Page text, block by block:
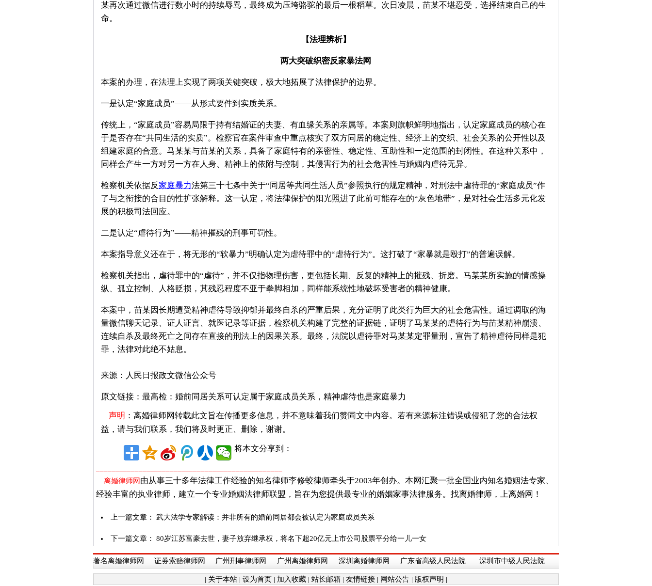
某再次通过微信进行数小时的持续辱骂，最终成为压垮骆驼的最后一根稻草。次日凌晨，苗某不堪忍受，选择结束自己的生
命。
【法理辨析】
两大突破织密反家暴法网
本案的办理，在法理上实现了两项关键突破，极大地拓展了法律保护的边界。
一是认定“家庭成员”——从形式要件到实质关系。
传统上，“家庭成员”容易局限于持有结婚证的夫妻、有血缘关系的亲属等。本案则旗帜鲜明地指出，认定家庭成员的核心在
于是否存在“共同生活的实质”。检察官在案件审查中重点核实了双方同居的稳定性、经济上的交织、社会关系的公开性以及
组建家庭的合意。马某某与苗某的关系，具备了家庭特有的亲密性、稳定性、互助性和一定范围的封闭性。在这种关系中，
同样会产生一方对另一方在人身、精神上的依附与控制，其侵害行为的社会危害性与婚姻内虐待无异。
检察机关依据反家庭暴力法第三十七条中关于“同居等共同生活人员”参照执行的规定精神，对刑法中虐待罪的“家庭成员”作
了与之衔接的合目的性扩张解释。这一认定，将法律保护的阳光照进了此前可能存在的“灰色地带”，是对社会生活多元化发
展的积极司法回应。
二是认定“虐待行为”——精神摧残的刑事可罚性。
本案指导意义还在于，将无形的“软暴力”明确认定为虐待罪中的“虐待行为”。这打破了“家暴就是殴打”的普遍误解。
检察机关指出，虐待罪中的“虐待”，并不仅指物理伤害，更包括长期、反复的精神上的摧残、折磨。马某某所实施的情感操
纵、孤立控制、人格贬损，其残忍程度不亚于拳脚相加，同样能系统性地破坏受害者的精神健康。
本案中，苗某因长期遭受精神虐待导致抑郁并最终自杀的严重后果，充分证明了此类行为巨大的社会危害性。通过调取的海
量微信聊天记录、证人证言、就医记录等证据，检察机关构建了完整的证据链，证明了马某某的虐待行为与苗某精神崩溃、
连续自杀及最终死亡之间存在直接的刑法上的因果关系。最终，法院以虐待罪对马某某定罪量刑，宣告了精神虐待同样是犯
罪，法律对此绝不姑息。
来源：人民日报政文微信公众号
原文链接： 最高检：婚前同居关系可认定属于家庭成员关系，精神虐待也是家庭暴力
声明 ：离婚律师网转载此文旨在传播更多信息，并不意味着我们赞同文中内容。若有来源标注错误或侵犯了您的合法权
益，请与我们联系，我们将及时更正、删除，谢谢。
将本文分享到：
离婚律师网 由从事三十多年法律工作经验的知名律师李修蛟律师牵头于2003年创办。本网汇聚一批全国业内知名婚姻法专家、
经验丰富的执业律师，建立一个专业婚姻法律师联盟，旨在为您提供最专业的婚姻家事法律服务。找离婚律师，上离婚网！
上一篇文章： 武大法学专家解读：并非所有的婚前同居都会被认定为家庭成员关系
下一篇文章： 80岁江苏富豪去世，妻子放弃继承权，将名下超20亿元上市公司股票平分给一儿一女
著名离婚律师网 证券索赔律师网 广州刑事律师网 广州离婚律师网 深圳离婚律师网 广东省高级人民法院 深圳市中级人民法院
| 关于本站 | 设为首页 | 加入收藏 | 站长邮箱 | 友情链接 | 网站公告 | 版权声明 |